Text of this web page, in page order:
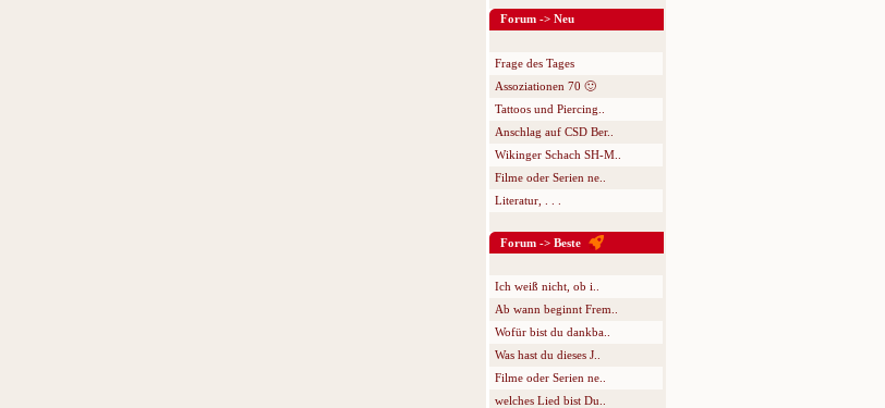
Forum -> Neu
Frage des Tages
Assoziationen 70 🙂
Tattoos und Piercing..
Anschlag auf CSD Ber..
Wikinger Schach SH-M..
Filme oder Serien ne..
Literatur, . . .
Forum -> Beste
Ich weiß nicht, ob i..
Ab wann beginnt Frem..
Wofür bist du dankba..
Was hast du dieses J..
Filme oder Serien ne..
welches Lied bist Du..